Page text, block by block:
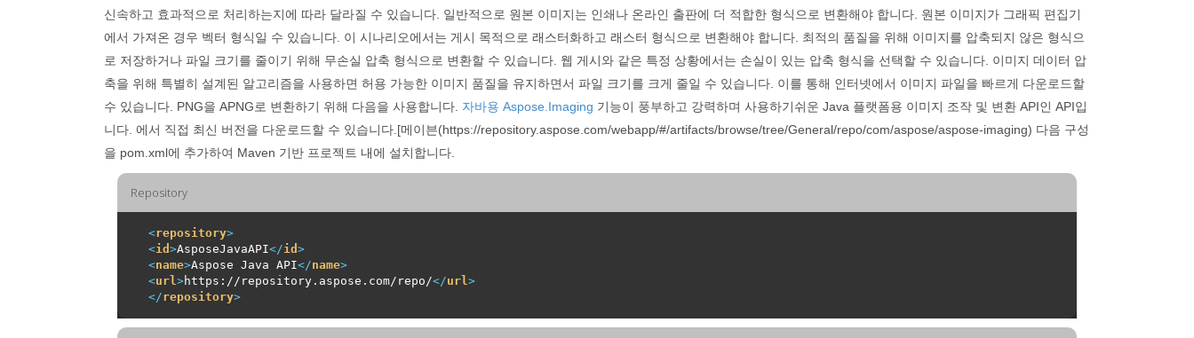
신속하고 효과적으로 처리하는지에 따라 달라질 수 있습니다. 일반적으로 원본 이미지는 인쇄나 온라인 출판에 더 적합한 형식으로 변환해야 합니다. 원본 이미지가 그래픽 편집기
에서 가져온 경우 벡터 형식일 수 있습니다. 이 시나리오에서는 게시 목적으로 래스터화하고 래스터 형식으로 변환해야 합니다. 최적의 품질을 위해 이미지를 압축되지 않은 형식으
로 저장하거나 파일 크기를 줄이기 위해 무손실 압축 형식으로 변환할 수 있습니다. 웹 게시와 같은 특정 상황에서는 손실이 있는 압축 형식을 선택할 수 있습니다. 이미지 데이터 압
축을 위해 특별히 설계된 알고리즘을 사용하면 허용 가능한 이미지 품질을 유지하면서 파일 크기를 크게 줄일 수 있습니다. 이를 통해 인터넷에서 이미지 파일을 빠르게 다운로드할
수 있습니다. PNG을 APNG로 변환하기 위해 다음을 사용합니다. 자바용 Aspose.Imaging 기능이 풍부하고 강력하며 사용하기쉬운 Java 플랫폼용 이미지 조작 및 변환 API인 API입
니다. 에서 직접 최신 버전을 다운로드할 수 있습니다.[메이븐(https://repository.aspose.com/webapp/#/artifacts/browse/tree/General/repo/com/aspose/aspose-imaging) 다음 구성
을 pom.xml에 추가하여 Maven 기반 프로젝트 내에 설치합니다.
Repository
<repository>
<id >AsposeJavaAPI</id >
<name>Aspose Java API</name>
<url>https://repository.aspose.com/repo/</url>
</repository>